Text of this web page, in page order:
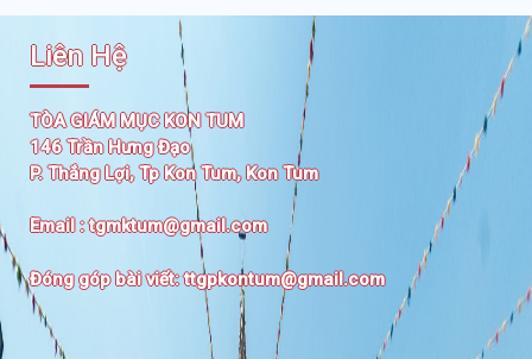
Liên Hệ
TÒA GIÁM MỤC KON TUM
146 Trần Hưng Đạo
P. Thắng Lợi, Tp Kon Tum, Kon Tum
Email :tgmktum@gmail.com
Đóng góp bài viết:ttgpkontum@gmail.com